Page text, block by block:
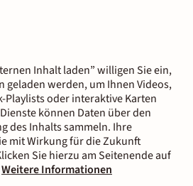
Inhalt laden” willigen Sie ein,
geladen werden, um Ihnen Videos,
Playlists oder interaktive Karten
können Daten über den
des Inhalts sammeln. Ihre
mit Wirkung für die Zukunft
Sie hierzu am Seitenende auf
Weitere Informationen